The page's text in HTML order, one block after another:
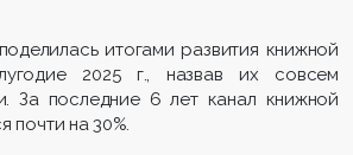
итогами развития книжной
2025 г., назвав их совсем
За последние 6 лет канал книжной
почти на 30%.